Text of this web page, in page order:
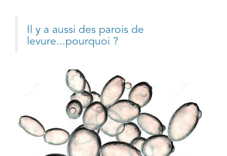
Il y a aussi des parois de
levure...pourquoi ?